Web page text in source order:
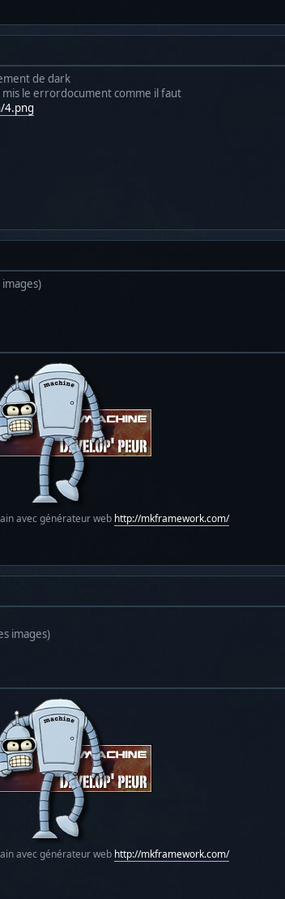
de dark
mis le errordocument comme il faut
4.png
avec générateur web http://mkframework.com/
images)
avec générateur web http://mkframework.com/